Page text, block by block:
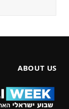
ABOUT US